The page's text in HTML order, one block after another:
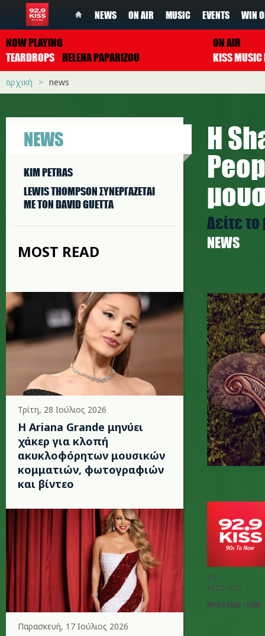
NEWS ON AIR MUSIC EVENTS WIN
NOW PLAYING
TEARDROPS HELENA PAPARIZOU
ON AIR
αρχική news
NEWS
KIM PETRAS
LEWIS THOMPSON ΣΥΝΕΡΓAΖΕΤΑΙ
ΜΕ ΤΟΝ DAVID GUETTA
MOST READ
Τρίτη, 28 Ιούλιος 2026
Η Ariana Grande μηνύει
χάκερ για κλοπή
ακυκλοφόρητων μουσικών
κομματιών, φωτογραφιών
και βίντεο
Παρασκευή, 17 Ιούλιος 2026
Η
Δείτε το
NEWS
BY
KISS 929
ΙΟΥΝ 3 2026 - 17:00